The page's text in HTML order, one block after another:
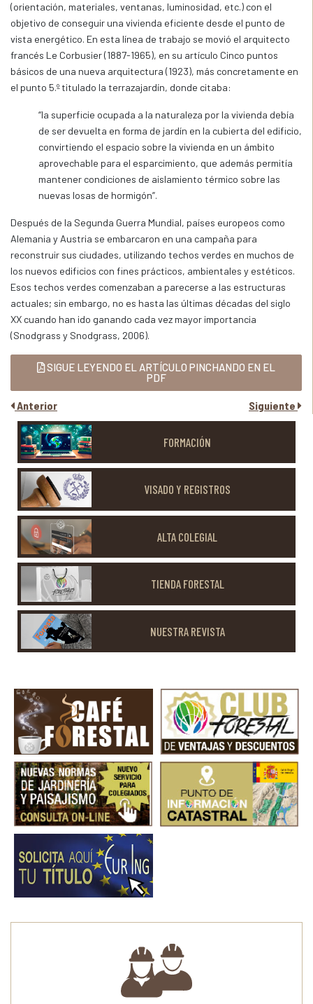
(orientación, materiales, ventanas, luminosidad, etc.) con el
objetivo de conseguir una vivienda eficiente desde el punto de
vista energético. En esta línea de trabajo se movió el arquitecto
francés Le Corbusier (1887-1965), en su artículo Cinco puntos
básicos de una nueva arquitectura (1923), más concretamente en
el punto 5.º titulado la terrazajardín, donde citaba:
“la superficie ocupada a la naturaleza por la vivienda debía
de ser devuelta en forma de jardín en la cubierta del edificio,
convirtiendo el espacio sobre la vivienda en un ámbito
aprovechable para el esparcimiento, que además permitía
mantener condiciones de aislamiento térmico sobre las
nuevas losas de hormigón”.
Después de la Segunda Guerra Mundial, países europeos como
Alemania y Austria se embarcaron en una campaña para
reconstruir sus ciudades, utilizando techos verdes en muchos de
los nuevos edificios con fines prácticos, ambientales y estéticos.
Esos techos verdes comenzaban a parecerse a las estructuras
actuales; sin embargo, no es hasta las últimas décadas del siglo
XX cuando han ido ganando cada vez mayor importancia
(Snodgrass y Snodgrass, 2006).
SIGUE LEYENDO EL ARTÍCULO PINCHANDO EN EL
PDF
Anterior Siguiente
FORMACIÓN
VISADO Y REGISTROS
ALTA COLEGIAL
TIENDA FORESTAL
NUESTRA REVISTA